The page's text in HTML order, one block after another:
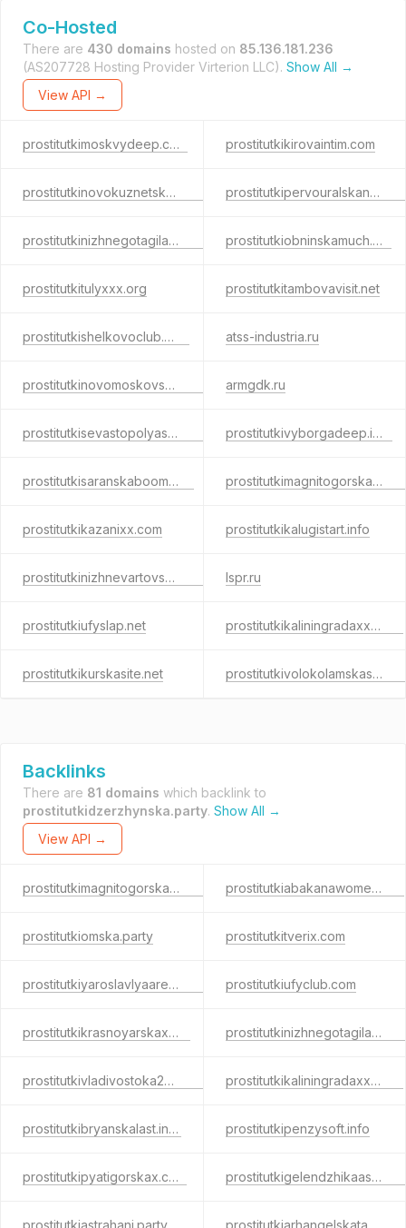
Co-Hosted
There are 430 domains hosted on 85.136.181.236
(AS207728 Hosting Provider Virterion LLC). Show All →
View API →
prostitutkimoskvydeep.com prostitutkikirovaintim.com
prostitutkinovokuznetskafine.info prostitutkipervouralskanext.info
prostitutkinizhnegotagilakiss.info prostitutkiobninskamuch.net
prostitutkitulyxxx.org prostitutkitambovavisit.net
prostitutkishelkovoclub.com atss-industria.ru
prostitutkinovomoskovskareal.com armgdk.ru
prostitutkisevastopolyasex.net prostitutkivyborgadeep.info
prostitutkisaranskaboom.info prostitutkimagnitogorskameet.info
prostitutkikazanixx.com prostitutkikalugistart.info
prostitutkinizhnevartovskafun.net lspr.ru
prostitutkiufyslap.net prostitutkikaliningradaxxx.info
prostitutkikurskasite.net prostitutkivolokolamskashe.com
Backlinks
There are 81 domains which backlink to
prostitutkidzerzhynska.party. Show All →
View API →
prostitutkimagnitogorska.party prostitutkiabakanawomen.info
prostitutkiomska.party prostitutkitverix.com
prostitutkiyaroslavlyaarea.com prostitutkiufyclub.com
prostitutkikrasnoyarskax.net prostitutkinizhnegotagilaslap.net
prostitutkivladivostoka24.party prostitutkikaliningradaxxx.info
prostitutkibryanskalast.info prostitutkipenzysoft.info
prostitutkipyatigorskax.com prostitutkigelendzhikaasex.com
prostitutkiastrahani.party